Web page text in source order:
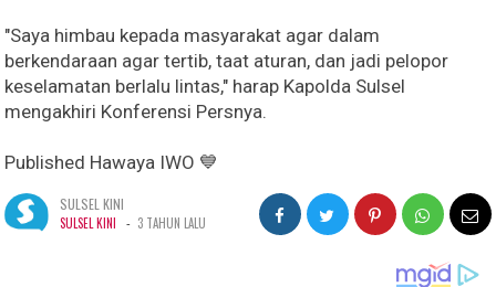
"Saya himbau kepada masyarakat agar dalam
berkendaraan agar tertib, taat aturan, dan jadi pelopor
keselamatan berlalu lintas," harap Kapolda Sulsel
mengakhiri Konferensi Persnya.
Published Hawaya IWO 💙
SULSEL KINI
SULSEL KINI - 3 TAHUN LALU